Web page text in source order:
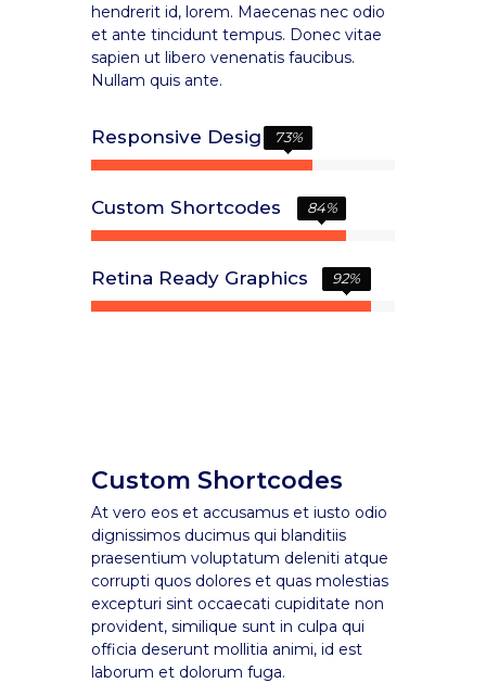
hendrerit id, lorem. Maecenas nec odio
et ante tincidunt tempus. Donec vitae
sapien ut libero venenatis faucibus.
Nullam quis ante.
Responsive Design 73%
Custom Shortcodes 84%
Retina Ready Graphics 92%
Custom Shortcodes
At vero eos et accusamus et iusto odio
dignissimos ducimus qui blanditiis
praesentium voluptatum deleniti atque
corrupti quos dolores et quas molestias
excepturi sint occaecati cupiditate non
provident, similique sunt in culpa qui
officia deserunt mollitia animi, id est
laborum et dolorum fuga.